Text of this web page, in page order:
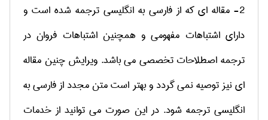
2- مقاله ای که از فارسی به انگلیسی ترجمه شده است و
دارای اشتباهات مفهومی و همچنین اشتباهات فروان در
ترجمه اصطلاحات تخصصی می باشد. ویرایش چنین مقاله
ای نیز توصیه نمی گردد و بهتر است متن مجدد از فارسی به
انگلیسی ترجمه شود. در این صورت می توانید از خدمات